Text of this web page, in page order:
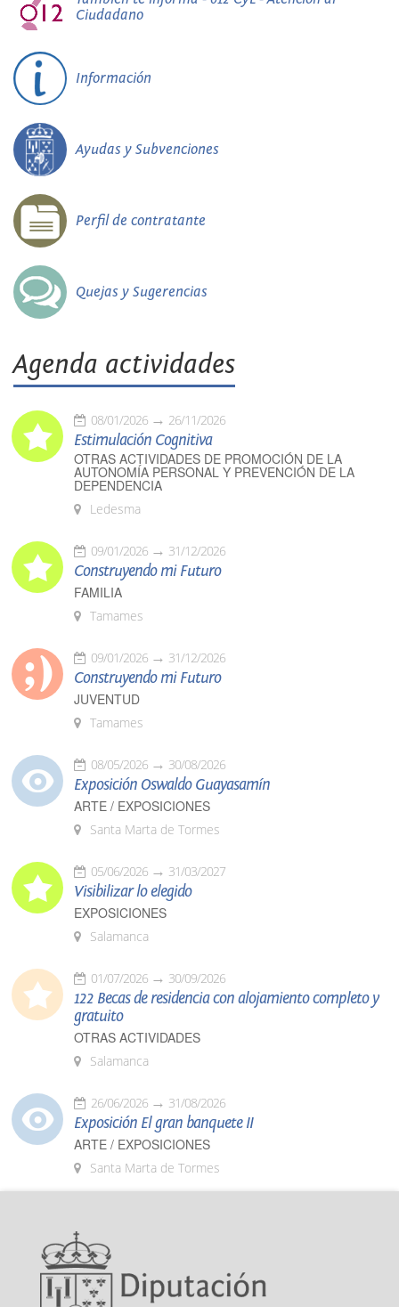
Ciudadano
Información
Ayudas y Subvenciones
Perfil de contratante
Quejas y Sugerencias
Agenda actividades
08/01/2026 26/11/2026
Estimulación Cognitiva
OTRAS ACTIVIDADES DE PROMOCIÓN DE LA
AUTONOMÍA PERSONAL Y PREVENCIÓN DE LA
DEPENDENCIA
Ledesma
09/01/2026 31/12/2026
Construyendo mi Futuro
FAMILIA
Tamames
09/01/2026 31/12/2026
Construyendo mi Futuro
JUVENTUD
Tamames
08/05/2026 30/08/2026
Exposición Oswaldo Guayasamín
ARTE / EXPOSICIONES
Santa Marta de Tormes
05/06/2026 31/03/2027
Visibilizar lo elegido
EXPOSICIONES
Salamanca
01/07/2026 30/09/2026
122 Becas de residencia con alojamiento completo y
gratuito
OTRAS ACTIVIDADES
Salamanca
26/06/2026 31/08/2026
Exposición El gran banquete II
ARTE / EXPOSICIONES
Santa Marta de Tormes